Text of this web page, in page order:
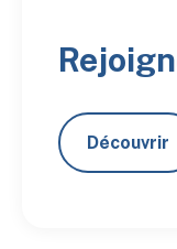
Découvrir